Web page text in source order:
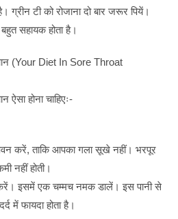
ग्रीन टी को रोजाना दो बार जरूर पियें।
सहायक होता है।
(Your Diet In Sore Throat
ऐसा होना चाहिएः-
करें, ताकि आपका गला सूखे नहीं। भरपूर
नहीं होती।
करें। इसमें एक चम्मच नमक डालें। इस पानी से
में फायदा होता है।